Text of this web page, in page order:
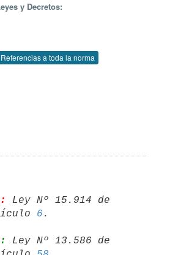
y Decretos:
Referencias a toda la norma
Ley Nº 15.914 de
6
Ley Nº 13.586 de